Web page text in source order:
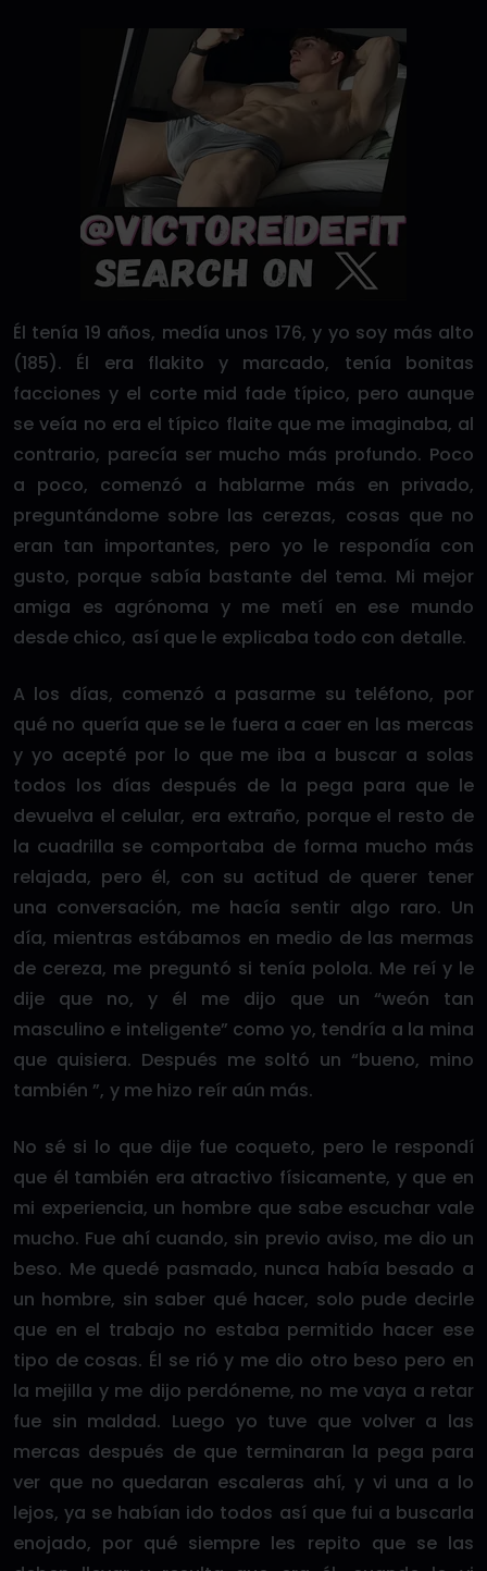
Él tenía 19 años, medía unos 176, y yo soy más alto
(185). Él era flakito y marcado, tenía bonitas
facciones y el corte mid fade típico, pero aunque
se veía no era el típico flaite que me imaginaba, al
contrario, parecía ser mucho más profundo. Poco
a poco, comenzó a hablarme más en privado,
preguntándome sobre las cerezas, cosas que no
eran tan importantes, pero yo le respondía con
gusto, porque sabía bastante del tema. Mi mejor
amiga es agrónoma y me metí en ese mundo
desde chico, así que le explicaba todo con detalle.
A los días, comenzó a pasarme su teléfono, por
qué no quería que se le fuera a caer en las mercas
y yo acepté por lo que me iba a buscar a solas
todos los días después de la pega para que le
devuelva el celular, era extraño, porque el resto de
la cuadrilla se comportaba de forma mucho más
relajada, pero él, con su actitud de querer tener
una conversación, me hacía sentir algo raro. Un
día, mientras estábamos en medio de las mermas
de cereza, me preguntó si tenía polola. Me reí y le
dije que no, y él me dijo que un “weón tan
masculino e inteligente” como yo, tendría a la mina
que quisiera. Después me soltó un “bueno, mino
también ”, y me hizo reír aún más.
No sé si lo que dije fue coqueto, pero le respondí
que él también era atractivo físicamente, y que en
mi experiencia, un hombre que sabe escuchar vale
mucho. Fue ahí cuando, sin previo aviso, me dio un
beso. Me quedé pasmado, nunca había besado a
un hombre, sin saber qué hacer, solo pude decirle
que en el trabajo no estaba permitido hacer ese
tipo de cosas. Él se rió y me dio otro beso pero en
la mejilla y me dijo perdóneme, no me vaya a retar
fue sin maldad. Luego yo tuve que volver a las
mercas después de que terminaran la pega para
ver que no quedaran escaleras ahí, y vi una a lo
lejos, ya se habían ido todos así que fui a buscarla
enojado, por qué siempre les repito que se las